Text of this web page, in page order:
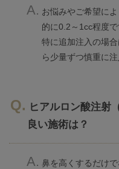
お悩みやご希望に
的に0.2～1cc程度で
特に追加注入の場
ら少量ずつ慎重に
ヒアルロン酸注射
良い施術は？
鼻を高くするだけ